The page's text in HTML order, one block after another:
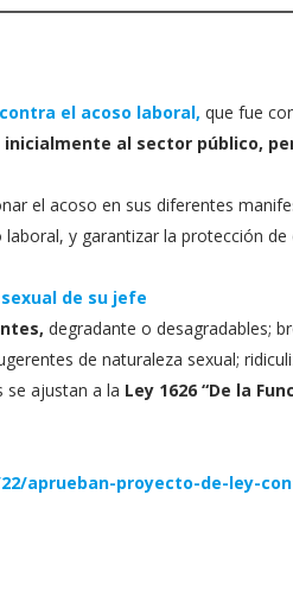
contra el acoso laboral, que fue
inicialmente al sector público,
el acoso en sus diferentes
y garantizar la protección
de su jefe
degradante o desagradables;
de naturaleza sexual;
se ajustan a la Ley 1626 “De la
aprueban-proyecto-de-ley-